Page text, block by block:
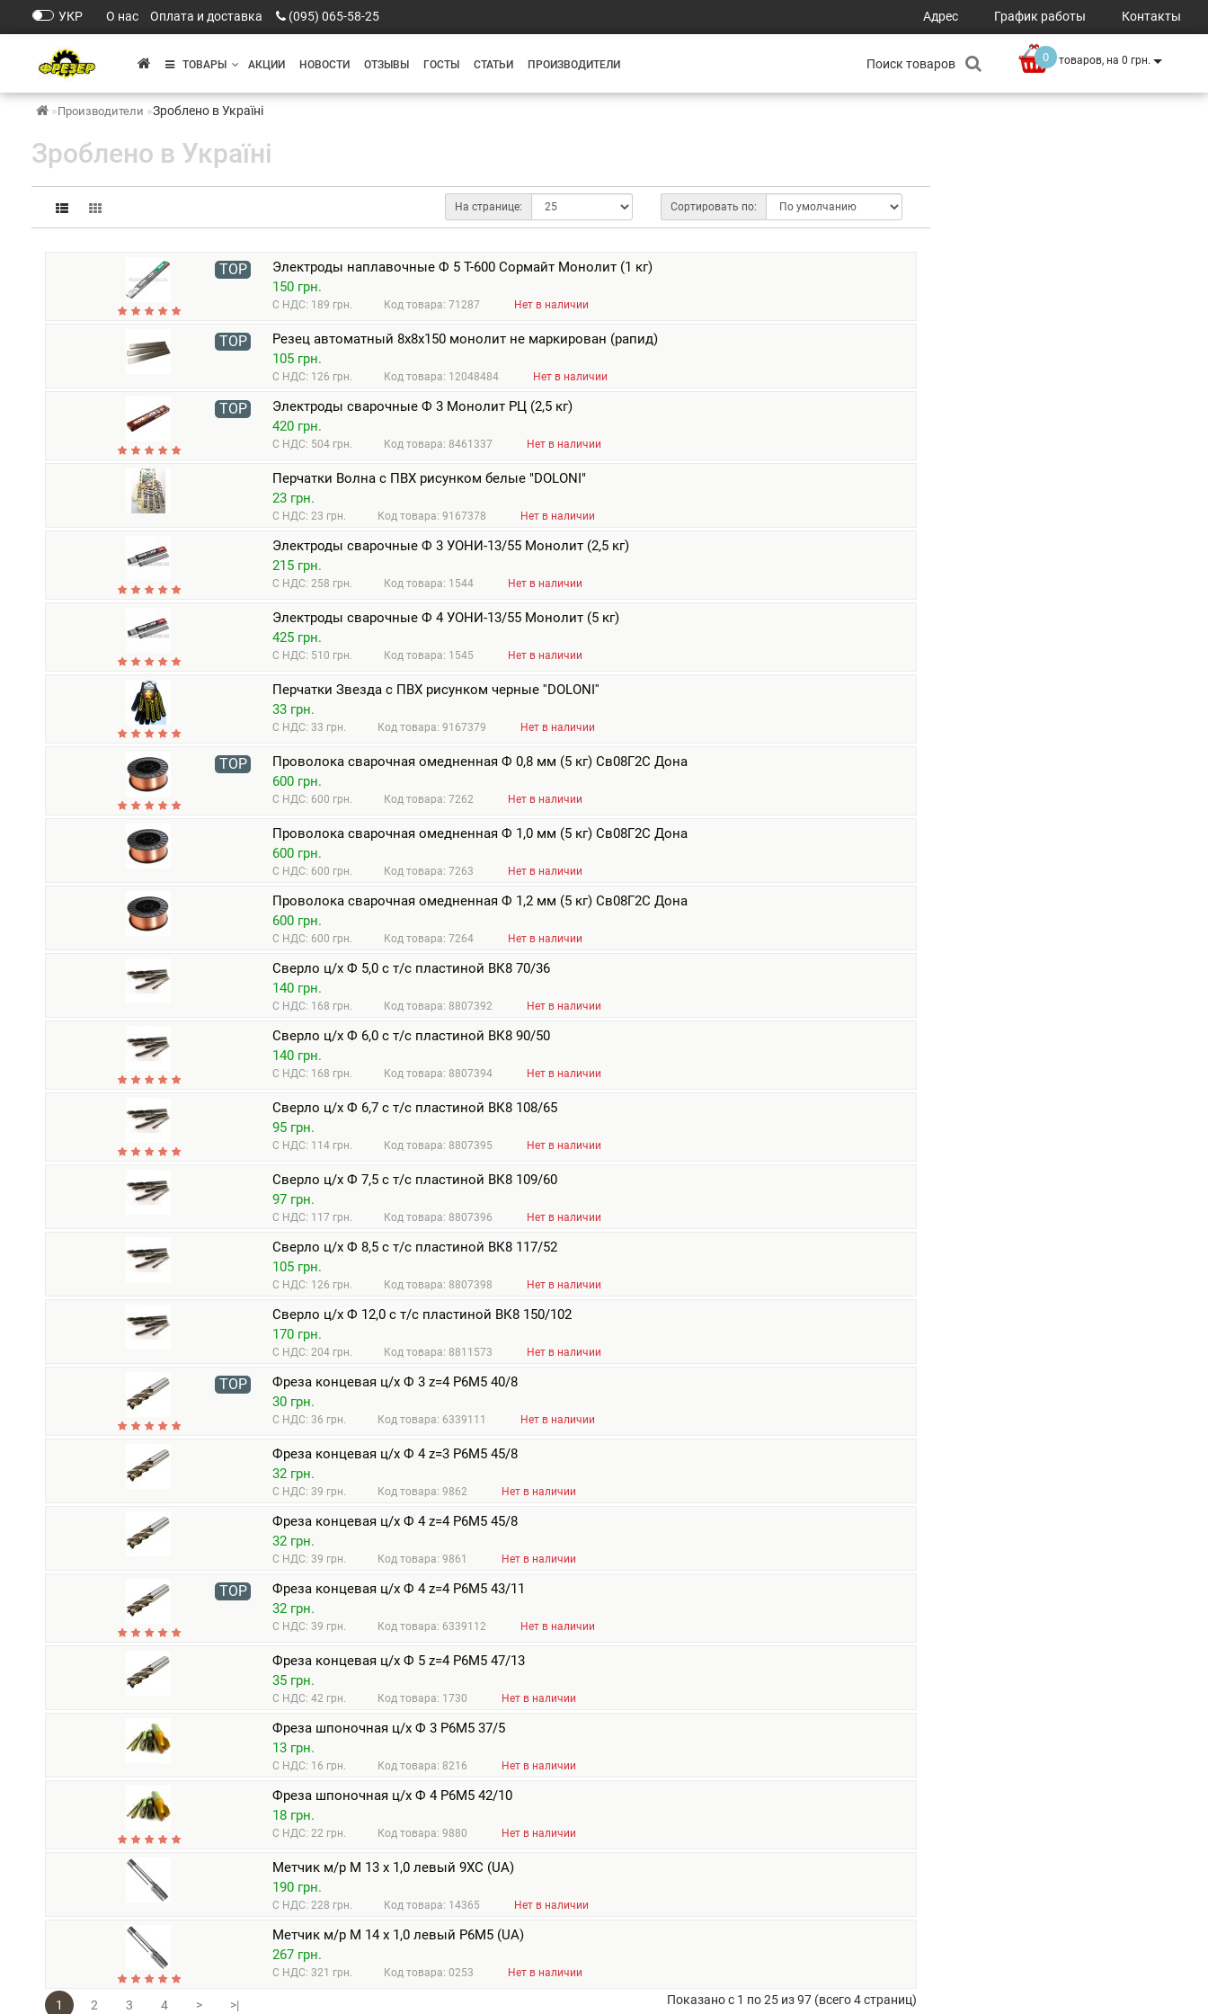
УКР О нас Оплата и доставка (095) 065-58-25 Адрес График работы Контакты
ТОВАРЫ АКЦИИ НОВОСТИ ОТЗЫВЫ ГОСТЫ СТАТЬИ ПРОИЗВОДИТЕЛИ
0 товаров, на 0 грн.
Производители Зроблено в Україні
Зроблено в Україні
Сортировать по:
На странице:
TOP
Электроды наплавочные Ф 5 Т-600 Сормайт Монолит (1 кг)
150 грн.
С НДС: 189 грн. Код товара: 71287 Нет в наличии
TOP
Резец автоматный 8х8х150 монолит не маркирован (рапид)
105 грн.
С НДС: 126 грн. Код товара: 12048484 Нет в наличии
TOP
Электроды сварочные Ф 3 Монолит РЦ (2,5 кг)
420 грн.
С НДС: 504 грн. Код товара: 8461337 Нет в наличии
Перчатки Волна с ПВХ рисунком белые "DOLONI"
23 грн.
С НДС: 23 грн. Код товара: 9167378 Нет в наличии
Электроды сварочные Ф 3 УОНИ-13/55 Монолит (2,5 кг)
215 грн.
С НДС: 258 грн. Код товара: 1544 Нет в наличии
Электроды сварочные Ф 4 УОНИ-13/55 Монолит (5 кг)
425 грн.
С НДС: 510 грн. Код товара: 1545 Нет в наличии
Перчатки Звезда с ПВХ рисунком черные ''DOLONI''
33 грн.
С НДС: 33 грн. Код товара: 9167379 Нет в наличии
TOP
Проволока сварочная омедненная Ф 0,8 мм (5 кг) Св08Г2С Дона
600 грн.
С НДС: 600 грн. Код товара: 7262 Нет в наличии
Проволока сварочная омедненная Ф 1,0 мм (5 кг) Св08Г2С Дона
600 грн.
С НДС: 600 грн. Код товара: 7263 Нет в наличии
Проволока сварочная омедненная Ф 1,2 мм (5 кг) Св08Г2С Дона
600 грн.
С НДС: 600 грн. Код товара: 7264 Нет в наличии
Сверло ц/х Ф 5,0 с т/с пластиной ВК8 70/36
140 грн.
С НДС: 168 грн. Код товара: 8807392 Нет в наличии
Сверло ц/х Ф 6,0 с т/с пластиной ВК8 90/50
140 грн.
С НДС: 168 грн. Код товара: 8807394 Нет в наличии
Сверло ц/х Ф 6,7 с т/с пластиной ВК8 108/65
95 грн.
С НДС: 114 грн. Код товара: 8807395 Нет в наличии
Сверло ц/х Ф 7,5 с т/с пластиной ВК8 109/60
97 грн.
С НДС: 117 грн. Код товара: 8807396 Нет в наличии
Сверло ц/х Ф 8,5 с т/с пластиной ВК8 117/52
105 грн.
С НДС: 126 грн. Код товара: 8807398 Нет в наличии
Сверло ц/х Ф 12,0 с т/с пластиной ВК8 150/102
170 грн.
С НДС: 204 грн. Код товара: 8811573 Нет в наличии
TOP
Фреза концевая ц/х Ф 3 z=4 Р6М5 40/8
30 грн.
С НДС: 36 грн. Код товара: 6339111 Нет в наличии
Фреза концевая ц/х Ф 4 z=3 Р6М5 45/8
32 грн.
С НДС: 39 грн. Код товара: 9862 Нет в наличии
Фреза концевая ц/х Ф 4 z=4 Р6М5 45/8
32 грн.
С НДС: 39 грн. Код товара: 9861 Нет в наличии
TOP
Фреза концевая ц/х Ф 4 z=4 Р6М5 43/11
32 грн.
С НДС: 39 грн. Код товара: 6339112 Нет в наличии
Фреза концевая ц/х Ф 5 z=4 Р6М5 47/13
35 грн.
С НДС: 42 грн. Код товара: 1730 Нет в наличии
Фреза шпоночная ц/х Ф 3 Р6М5 37/5
13 грн.
С НДС: 16 грн. Код товара: 8216 Нет в наличии
Фреза шпоночная ц/х Ф 4 Р6М5 42/10
18 грн.
С НДС: 22 грн. Код товара: 9880 Нет в наличии
Метчик м/р М 13 х 1,0 левый 9ХС (UA)
190 грн.
С НДС: 228 грн. Код товара: 14365 Нет в наличии
Метчик м/р М 14 х 1,0 левый Р6М5 (UA)
267 грн.
С НДС: 321 грн. Код товара: 0253 Нет в наличии
1 2 3 4 > >| Показано с 1 по 25 из 97 (всего 4 страниц)